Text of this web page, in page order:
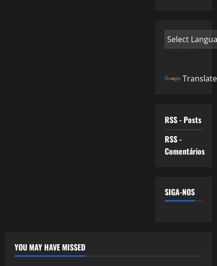
Translate
RSS - Posts
RSS -
Comentários
SIGA-NOS
YOU MAY HAVE MISSED